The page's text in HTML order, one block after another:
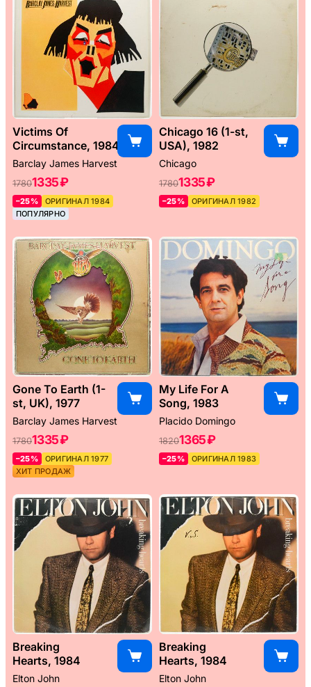
Victims Of
Circumstance, 1984
Barclay James Harvest
17801335 ₽
–25%
ОРИГИНАЛ 1984
ПОПУЛЯРНО
Chicago 16 (1-st,
USA), 1982
Chicago
17801335 ₽
–25% ОРИГИНАЛ 1982
Gone To Earth (1-
st, UK), 1977
Barclay James Harvest
17801335 ₽
–25%
ОРИГИНАЛ 1977
ХИТ ПРОДАЖ
My Life For A
Song, 1983
Placido Domingo
18201365 ₽
–25% ОРИГИНАЛ 1983
Breaking
Hearts, 1984
Elton John
Breaking
Hearts, 1984
Elton John